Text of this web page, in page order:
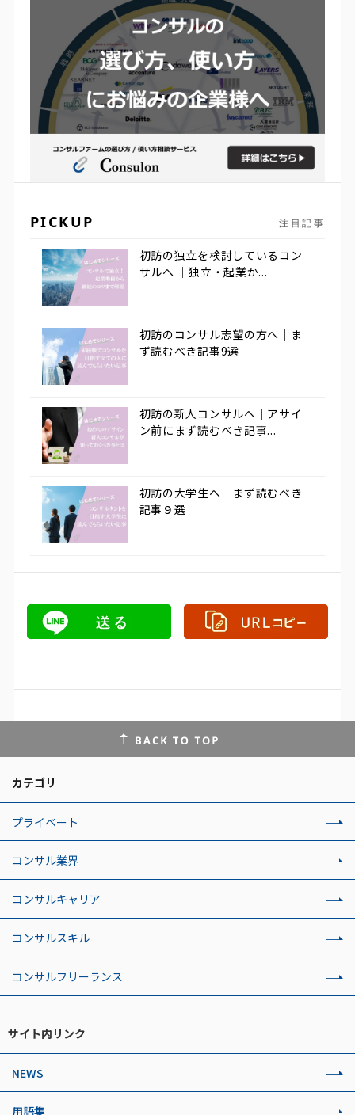
PICKUP 注目記事
初訪の独立を検討しているコン
サルへ ｜独立・起業か...
初訪のコンサル志望の方へ｜ま
ず読むべき記事9選
初訪の新人コンサルへ｜アサイ
ン前にまず読むべき記事...
初訪の大学生へ｜まず読むべき
記事９選
カテゴリ
プライベート
コンサル業界
コンサルキャリア
コンサルスキル
コンサルフリーランス
サイト内リンク
NEWS
用語集